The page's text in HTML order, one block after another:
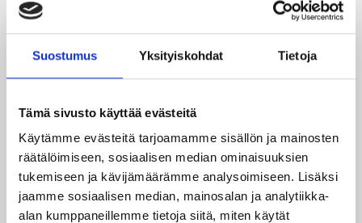
Suostumus Yksityiskohdat Tietoja
Tämä sivusto käyttää evästeitä
Käytämme evästeitä tarjoamamme sisällön ja mainosten
räätälöimiseen, sosiaalisen median ominaisuuksien
tukemiseen ja kävijämäärämme analysoimiseen. Lisäksi
jaamme sosiaalisen median, mainosalan ja analytiikka-
alan kumppaneillemme tietoja siitä, miten käytät
Osta liput
LähiTapiola Areena
Jyväskylä
La 5.10.2024
17:00
Tappara – JYP
Nokia ArenaKansikatu 3, Tampere,